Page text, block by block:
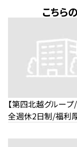
こちら
【第四北越グルー
全週休2日制/福利